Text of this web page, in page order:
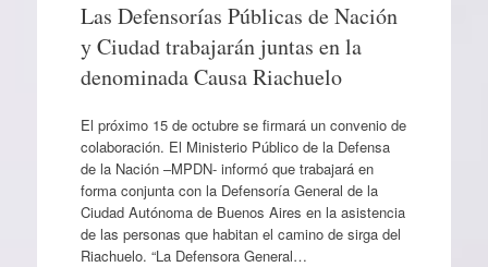
Las Defensorías Públicas de Nación
y Ciudad trabajarán juntas en la
denominada Causa Riachuelo
El próximo 15 de octubre se firmará un convenio de
colaboración. El Ministerio Público de la Defensa
de la Nación –MPDN- informó que trabajará en
forma conjunta con la Defensoría General de la
Ciudad Autónoma de Buenos Aires en la asistencia
de las personas que habitan el camino de sirga del
Riachuelo. “La Defensora General…